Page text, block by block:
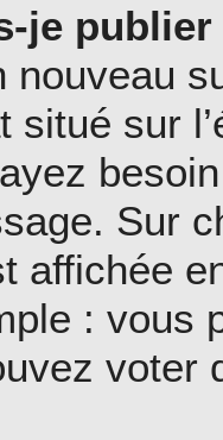
je
nouveau
situé sur
Sur
affichée
: vous
voter